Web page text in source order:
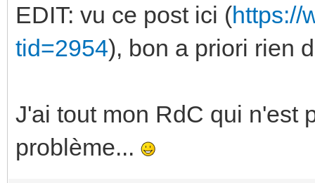
EDIT: vu ce post ici (https://
tid=2954), bon a priori rien
J'ai tout mon RdC qui n'est
problème...